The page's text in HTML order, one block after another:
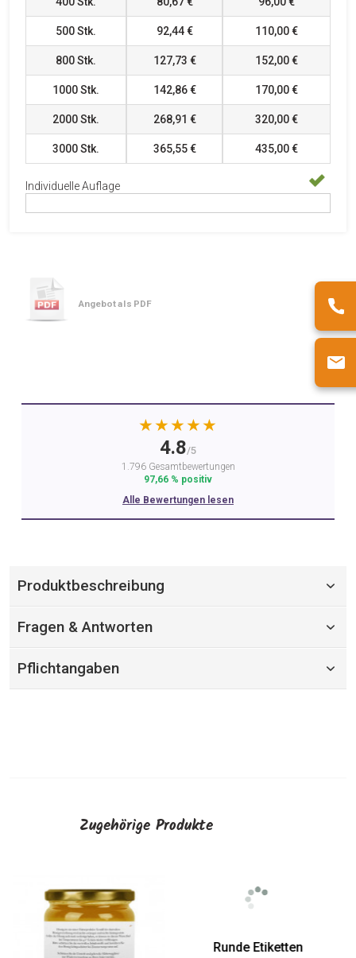
500Stk. 92,44 € 110,00 €
800Stk. 127,73 € 152,00 €
1000Stk. 142,86 € 170,00 €
2000Stk. 268,91 € 320,00 €
3000Stk. 365,55 € 435,00 €
Individuelle Auflage
Angebot als PDF
★★★★★
4.8/5
1.796 Gesamtbewertungen
97,66 % positiv
Alle Bewertungen lesen
Produktbeschreibung
Fragen & Antworten
Pflichtangaben
Zugehörige Produkte
Mini-Honigglasetiketten